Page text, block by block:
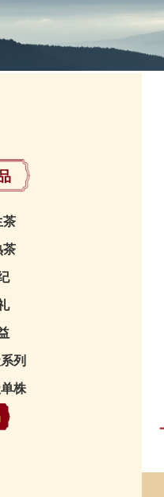
茶
茶
列
株